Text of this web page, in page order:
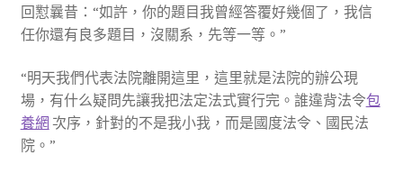
回懟曩昔：“如許，你的題目我曾經答覆好幾個了，我信
任你還有良多題目，沒關系，先等一等。”
“明天我們代表法院離開這里，這里就是法院的辦公現
場，有什么疑問先讓我把法定法式實行完。誰違背法令包
養網 次序，針對的不是我小我，而是國度法令、國民法
院。”